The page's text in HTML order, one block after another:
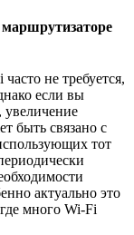
не требуется,
если вы
увеличение
быть связано с
тот
актуально это
много Wi-Fi